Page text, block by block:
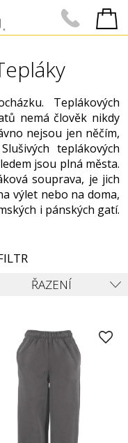
Teplákových
nemá člověk nikdy
nejsou jen něčím,
teplákových
jsou plná města.
souprava, je jich
výlet nebo na doma,
i pánských gatí.
ŘAZENÍ